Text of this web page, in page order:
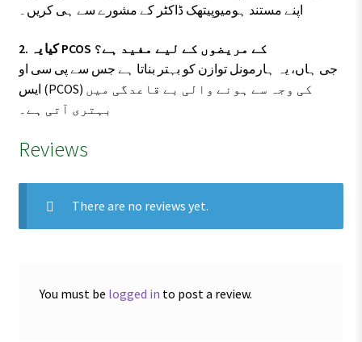
اپنے مستند ہومیوپیتھک ڈاکٹر کے مشورے سے ہی کریں۔
2. کیا یہ PCOS کے مریضوں کے لیے مفید ہے؟
جی ہاں، یہ ہارمونل توازن کو بہتر بناتا ہے جس سے پی سی او
ایس (PCOS) کی وجہ سے ہونے والی بے قاعدگی میں
بہتری آتی ہے۔
Reviews
There are no reviews yet.
You must be logged in to post a review.